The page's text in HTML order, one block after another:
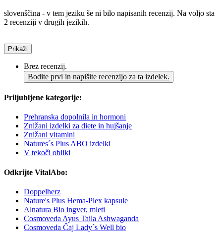
slovenščina - v tem jeziku še ni bilo napisanih recenzij. Na voljo sta
2 recenziji v drugih jezikih.
Prikaži
Brez recenzij.
Bodite prvi in napišite recenzijo za ta izdelek.
Priljubljene kategorije:
Prehranska dopolnila in hormoni
Znižani izdelki za diete in hujšanje
Znižani vitamini
Natures´s Plus ABO izdelki
V tekoči obliki
Odkrijte VitalAbo:
Doppelherz
Nature's Plus Hema-Plex kapsule
Alnatura Bio ingver, mleti
Cosmoveda Ayus Taila Ashwaganda
Cosmoveda Čaj Lady´s Well bio